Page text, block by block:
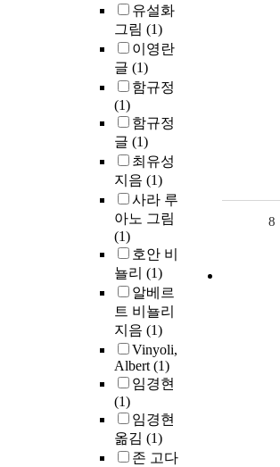
유설화
그림 (1)
이영란
글 (1)
함규정
(1)
함규정
글 (1)
최유성
지음 (1)
사라 루
아노 그림
(1)
호안 비
뇰리 (1)
알베르
트 비뇰리
지음 (1)
Vinyoli,
Albert(1)
임경현
(1)
임경현
옮김 (1)
존 고다
8